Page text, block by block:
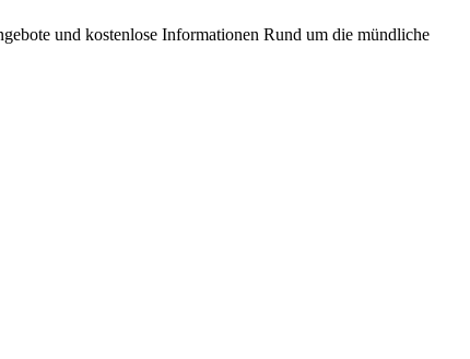
und kostenlose Informationen Rund um die mündliche